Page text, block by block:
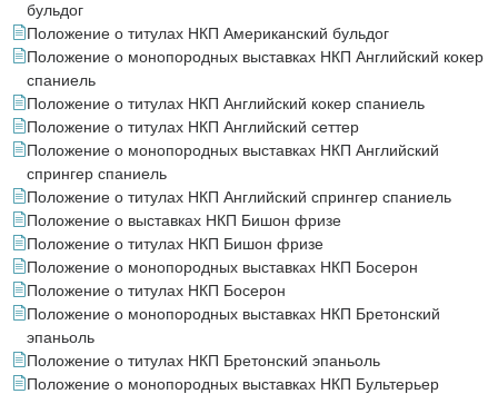
бульдог
Положение о титулах НКП Американский бульдог
Положение о монопородных выставках НКП Английский кокер
спаниель
Положение о титулах НКП Английский кокер спаниель
Положение о титулах НКП Английский сеттер
Положение о монопородных выставках НКП Английский
спрингер спаниель
Положение о титулах НКП Английский спрингер спаниель
Положение о выставках НКП Бишон фризе
Положение о титулах НКП Бишон фризе
Положение о монопородных выставках НКП Босерон
Положение о титулах НКП Босерон
Положение о монопородных выставках НКП Бретонский
эпаньоль
Положение о титулах НКП Бретонский эпаньоль
Положение о монопородных выставках НКП Бультерьер